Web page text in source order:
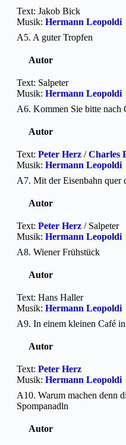
Text: Jakob Bick
Musik: Hermann Leopoldi
A5. A guter Tropfen
Autor
Text: Salpeter
Musik: Hermann Leopoldi
A6. Kommen Sie bitte nach
Autor
Text: Peter Herz /Charles
Musik: Hermann Leopoldi
A7. Mit der Eisenbahn quer
Autor
Text: Peter Herz / Salpeter
Musik: Hermann Leopoldi
A8. Wiener Frühstück
Autor
Text: Hans Haller
Musik: Hermann Leopoldi
A9. In einem kleinen Café
Autor
Text: Peter Herz
Musik: Hermann Leopoldi
A10. Warum machen denn
Spompanadln
Autor